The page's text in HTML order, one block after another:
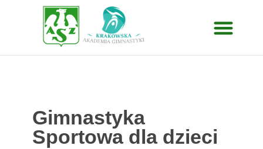
Gimnastyka
Sportowa dla dzieci